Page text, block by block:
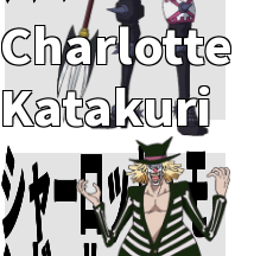
Charlotte
Katakuri
シャーロット・モ
Add To Cart